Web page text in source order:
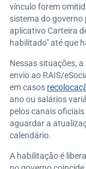
vínculo forem
sistema do governo
aplicativo Carteira
habilitado" até que
Nessas situações,
envio ao RAIS/
em casos
ano ou salários
pelos canais oficiais
aguardar a
calendário.
A habilitação é